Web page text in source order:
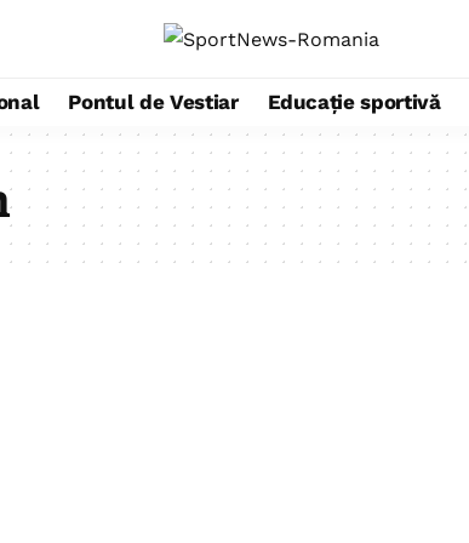
Pontul de Vestiar Educație sportivă